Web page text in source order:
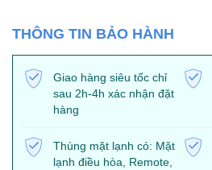
THÔNG TIN BẢO HÀNH
Giao hàng siêu tốc chỉ
sau 2h-4h xác nhận đặt
hàng
Thùng mặt lạnh có: Mặt
lạnh điều hòa, Remote,